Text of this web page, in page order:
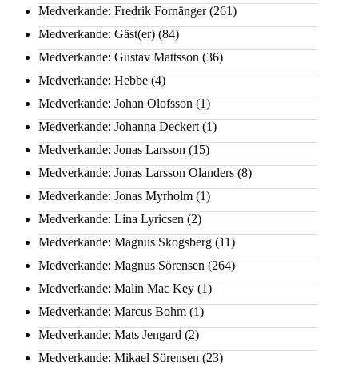
Medverkande: Fredrik Fornänger(261)
Medverkande: Gäst(er) (84)
Medverkande: Gustav Mattsson (36)
Medverkande: Hebbe (4)
Medverkande: Johan Olofsson (1)
Medverkande: Johanna Deckert (1)
Medverkande: Jonas Larsson (15)
Medverkande: Jonas Larsson Olanders (8)
Medverkande: Jonas Myrholm (1)
Medverkande: Lina Lyricsen (2)
Medverkande: Magnus Skogsberg (11)
Medverkande: Magnus Sörensen (264)
Medverkande: Malin Mac Key (1)
Medverkande: Marcus Bohm (1)
Medverkande: Mats Jengard (2)
Medverkande: Mikael Sörensen (23)